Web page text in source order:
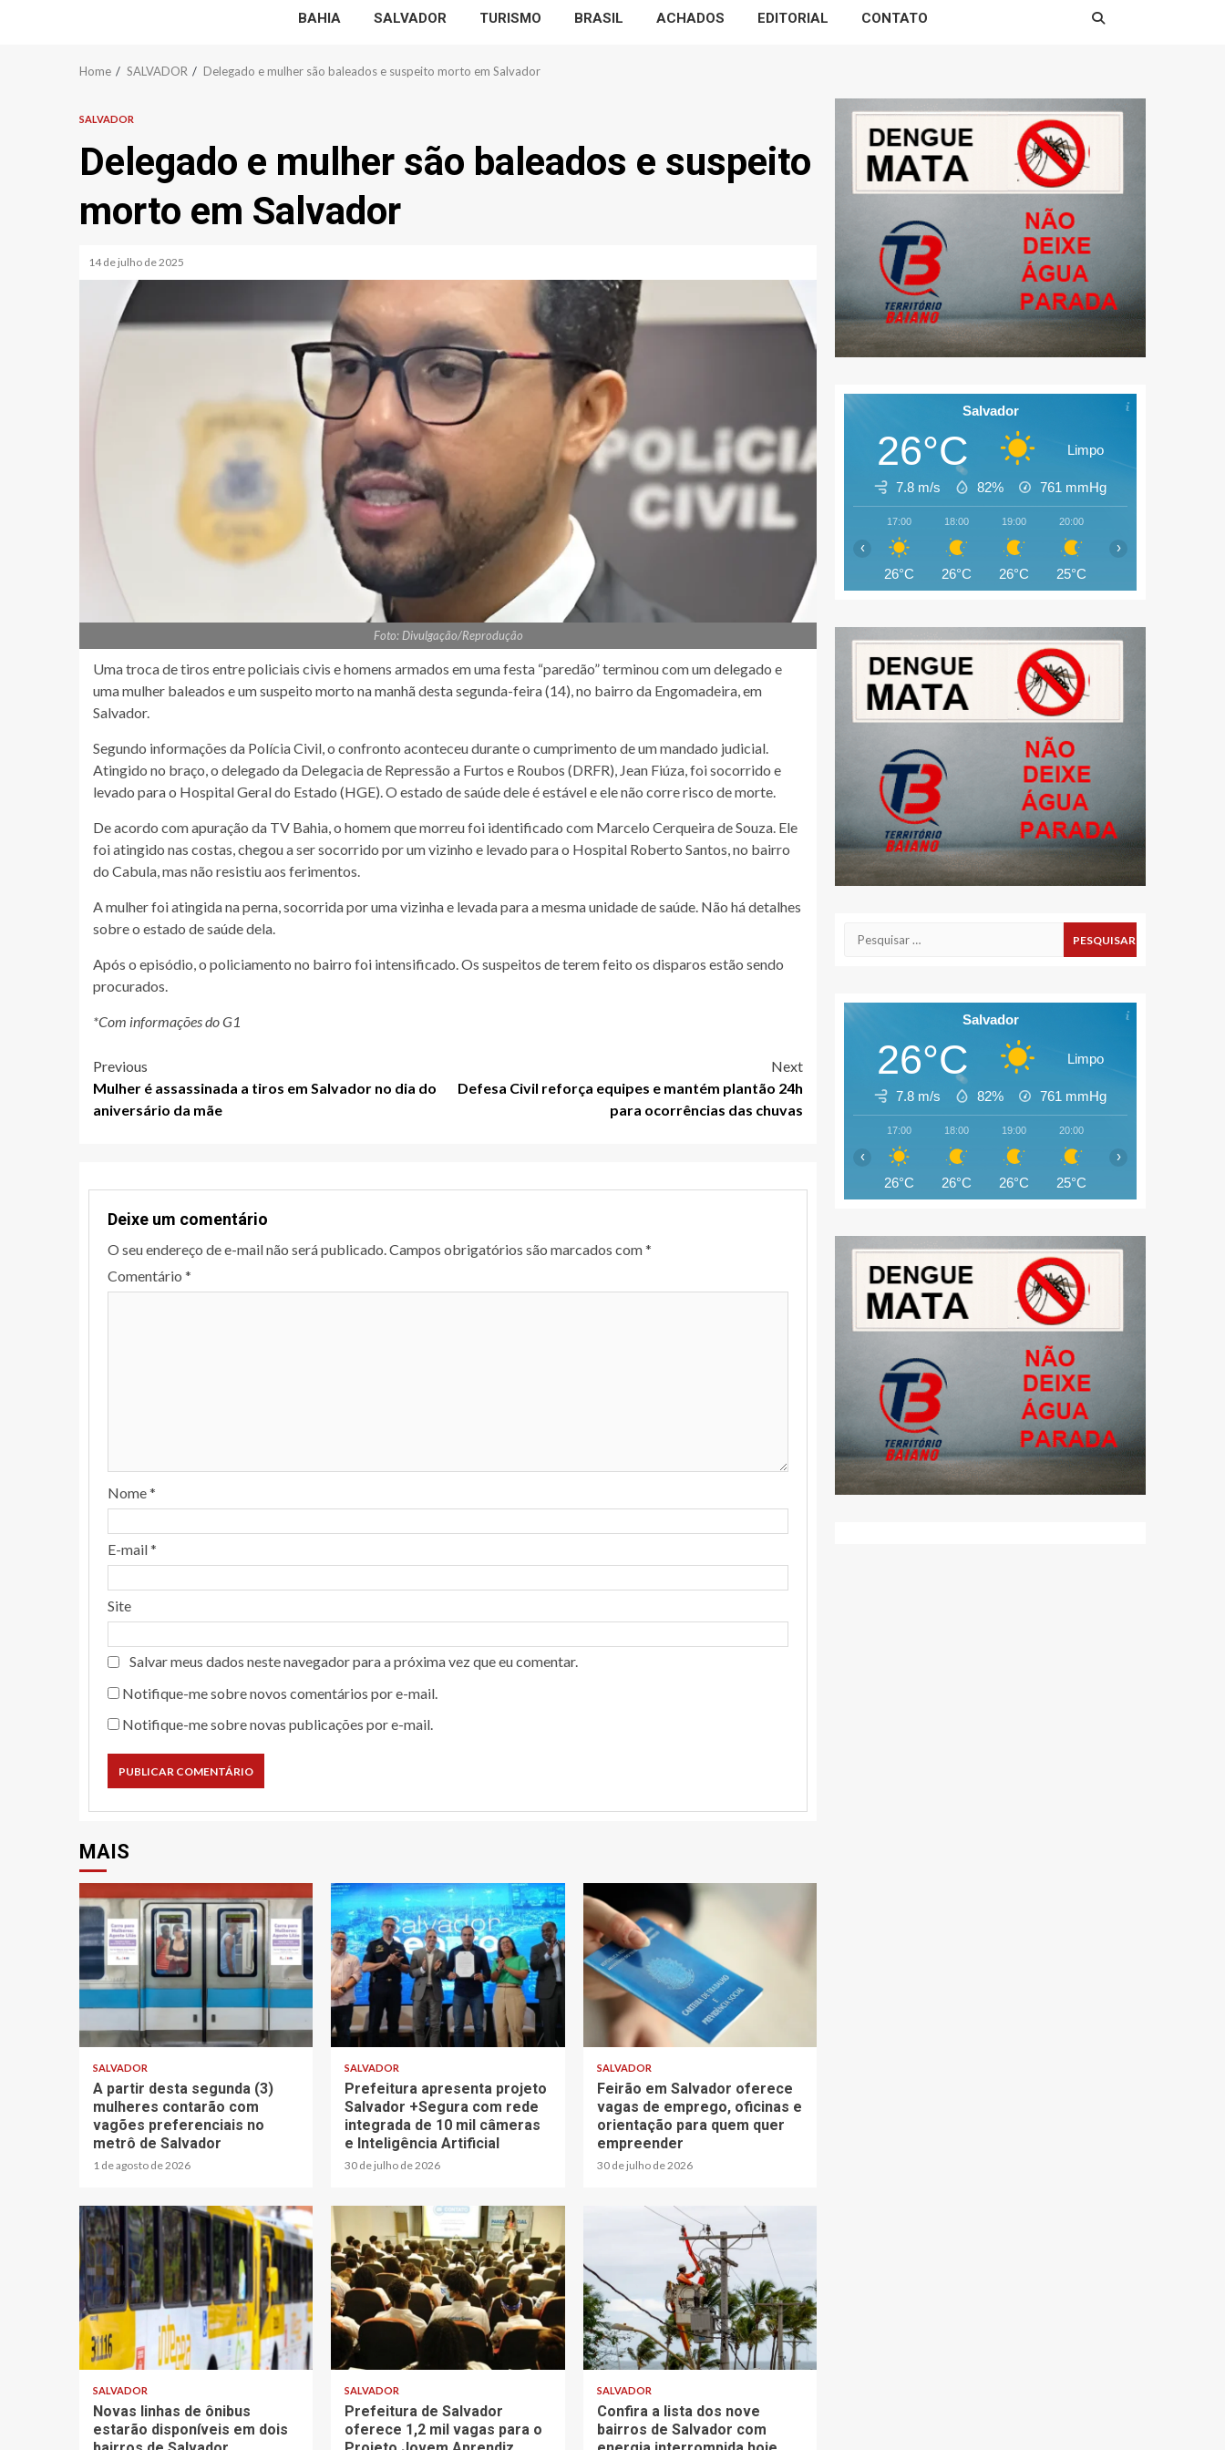
BAHIA SALVADOR TURISMO BRASIL ACHADOS EDITORIAL CONTATO
Home SALVADOR Delegado e mulher são baleados e suspeito morto em Salvador
SALVADOR
Delegado e mulher são baleados e suspeito
morto em Salvador
14 de julho de 2025
Foto: Divulgação/Reprodução
Uma troca de tiros entre policiais civis e homens armados em uma festa “paredão” terminou com um delegado e
uma mulher baleados e um suspeito morto na manhã desta segunda-feira (14), no bairro da Engomadeira, em
Salvador.
Segundo informações da Polícia Civil, o confronto aconteceu durante o cumprimento de um mandado judicial.
Atingido no braço, o delegado da Delegacia de Repressão a Furtos e Roubos (DRFR), Jean Fiúza, foi socorrido e
levado para o Hospital Geral do Estado (HGE). O estado de saúde dele é estável e ele não corre risco de morte.
De acordo com apuração da TV Bahia, o homem que morreu foi identificado com Marcelo Cerqueira de Souza. Ele
foi atingido nas costas, chegou a ser socorrido por um vizinho e levado para o Hospital Roberto Santos, no bairro
do Cabula, mas não resistiu aos ferimentos.
A mulher foi atingida na perna, socorrida por uma vizinha e levada para a mesma unidade de saúde. Não há detalhes
sobre o estado de saúde dela.
Após o episódio, o policiamento no bairro foi intensificado. Os suspeitos de terem feito os disparos estão sendo
procurados.
*Com informações do G1
Post
navigation
Previous
Mulher é assassinada a tiros em Salvador no dia do
aniversário da mãe
Next
Defesa Civil reforça equipes e mantém plantão 24h
para ocorrências das chuvas
Deixe um comentário
O seu endereço de e-mail não será publicado.Campos obrigatórios são marcados com*
Comentário *
Nome*
E-mail*
Site
Salvar meus dados neste navegador para a próxima vez que eu comentar.
Notifique-me sobre novos comentários por e-mail.
Notifique-me sobre novas publicações por e-mail.
MAIS
SALVADOR
A partir desta segunda (3)
mulheres contarão com
vagões preferenciais no
metrô de Salvador
1 de agosto de 2026
SALVADOR
Prefeitura apresenta projeto
Salvador +Segura com rede
integrada de 10 mil câmeras
e Inteligência Artificial
30 de julho de 2026
SALVADOR
Feirão em Salvador oferece
vagas de emprego, oficinas e
orientação para quem quer
empreender
30 de julho de 2026
SALVADOR
Novas linhas de ônibus
estarão disponíveis em dois
SALVADOR
Prefeitura de Salvador
oferece 1,2 mil vagas para o
SALVADOR
Confira a lista dos nove
bairros de Salvador com
Salvador
26°C Limpo
7.8 m/s 82% 761 mmHg
17:00
26°C
18:00
26°C
19:00
26°C
20:00
25°C
‹ ›
Pesquisar
Salvador
26°C Limpo
7.8 m/s 82% 761 mmHg
17:00
26°C
18:00
26°C
19:00
26°C
20:00
25°C
‹ ›